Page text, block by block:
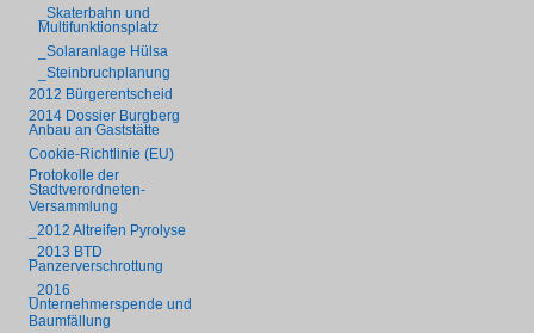
_Skaterbahn und
Multifunktionsplatz
_Solaranlage Hülsa
_Steinbruchplanung
2012 Bürgerentscheid
2014 Dossier Burgberg
Anbau an Gaststätte
Cookie-Richtlinie (EU)
Protokolle der
Stadtverordneten-
Versammlung
_2012 Altreifen Pyrolyse
_2013 BTD
Panzerverschrottung
_2016
Unternehmerspende und
Baumfällung